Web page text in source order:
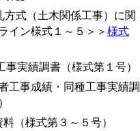
方式（土木関係工事）に関
イン様式１～５＞＞ 様式
実績調書（様式第１号）
事成績・同種工事実績調
（様式第３～５号）